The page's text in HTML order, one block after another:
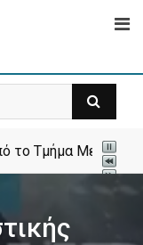
ανοίγει στα